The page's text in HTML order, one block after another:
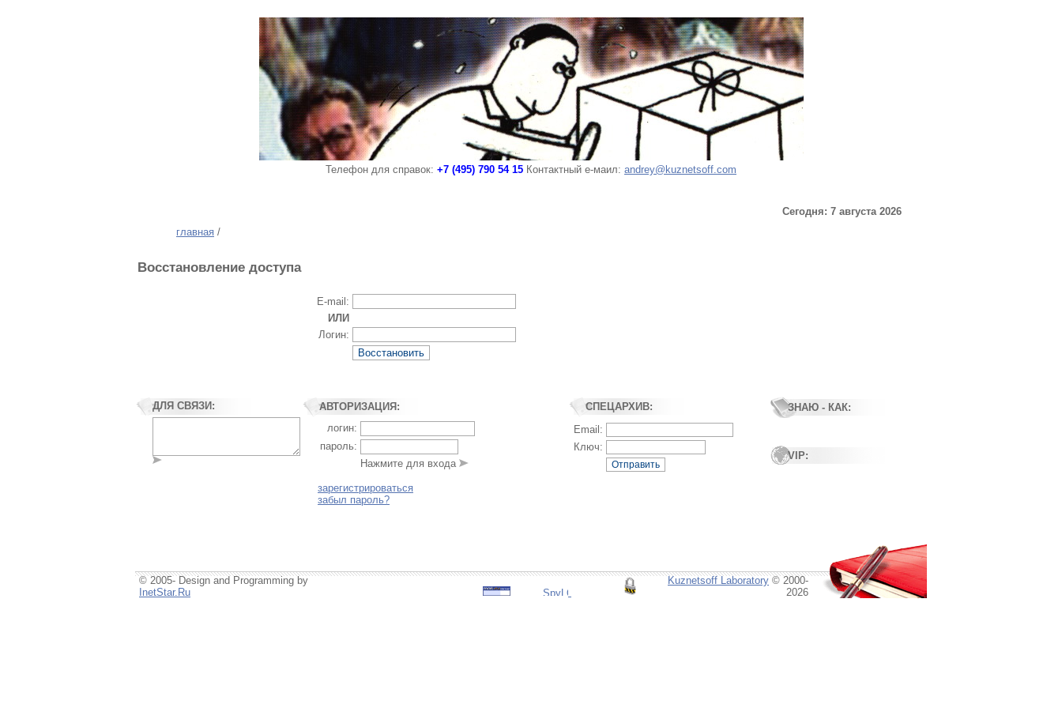
Телефон для справок: +7 (495) 790 54 15 Контактный е-маил: andrey@kuznetsoff.com
Сегодня: 7 августа 2026
главная /
Восстановление доступа
E-mail:
ИЛИ
Логин:
ДЛЯ СВЯЗИ: АВТОРИЗАЦИЯ:
логин:
пароль:
Нажмите для входа
зарегистрироваться
забыл пароль?
СПЕЦАРХИВ:
Email:
Ключ:
Отправить
ЗНАЮ - КАК:
VIP:
© 2005- Design and Programming by
InetStar.Ru
Kuznetsoff Laboratory © 2000-
2026